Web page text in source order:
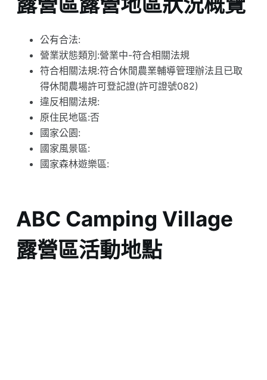
公有合法:
營業狀態類別:營業中-符合相關法規
符合相關法規:符合休閒農業輔導管理辦法且已取
得休閒農場許可登記證(許可證號082)
違反相關法規:
原住民地區:否
國家公園:
國家風景區:
國家森林遊樂區:
ABC Camping Village
露營區活動地點